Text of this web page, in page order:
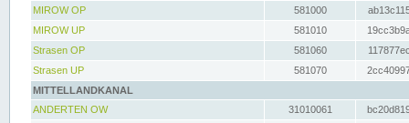
MIROW OP
581000
MIROW UP
581010
Strasen OP
581060
Strasen UP
581070
MITTELLANDKANAL
ANDERTEN OW
31010061